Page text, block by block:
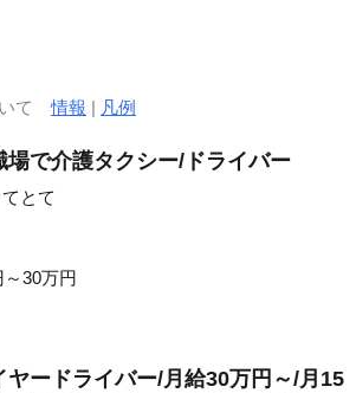
いて情報 | 凡例
場で介護タクシー/ドライバー
とて
～30万円
ヤードライバー/月給30万円～/月15